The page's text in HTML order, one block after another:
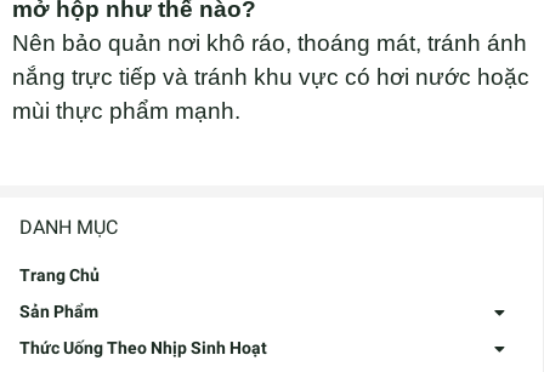
DANH MỤC
Trang Chủ
Sản Phẩm
Thức Uống Theo Nhịp Sinh Hoạt
mở hộp như thế nào?
Nên bảo quản nơi khô ráo, thoáng mát, tránh ánh
nắng trực tiếp và tránh khu vực có hơi nước hoặc
mùi thực phẩm mạnh.